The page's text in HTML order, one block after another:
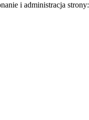
i administracja strony: